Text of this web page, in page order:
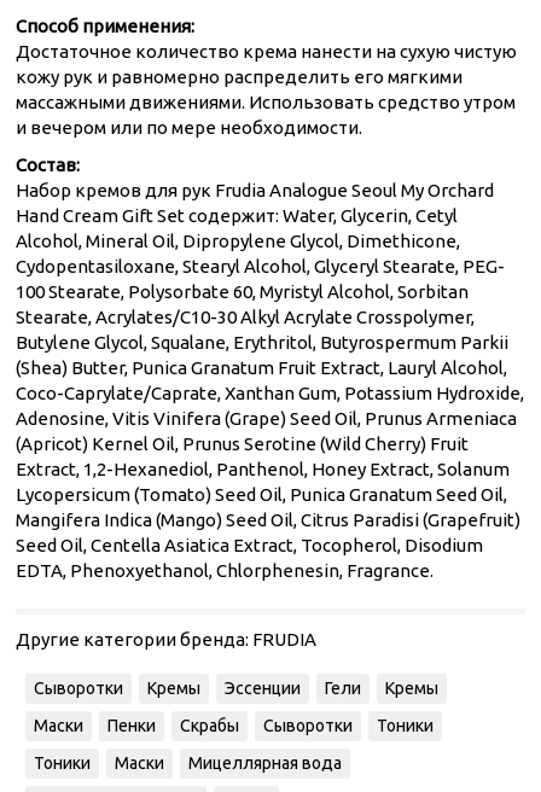
Способ применения:
Достаточное количество крема нанести на сухую чистую
кожу рук и равномерно распределить его мягкими
массажными движениями. Использовать средство утром
и вечером или по мере необходимости.
Состав:
Набор кремов для рук Frudia Analogue Seoul My Orchard
Hand Cream Gift Set содержит: Water, Glycerin, Cetyl
Alcohol, Mineral Oil, Dipropylene Glycol, Dimethicone,
Cydopentasiloxane, Stearyl Alcohol, Glyceryl Stearate, PEG-
100 Stearate, Polysorbate 60, Myristyl Alcohol, Sorbitan
Stearate, Acrylates/C10-30 Alkyl Acrylate Crosspolymer,
Butylene Glycol, Squalane, Erythritol, Butyrospermum Parkii
(Shea) Butter, Punica Granatum Fruit Extract, Lauryl Alcohol,
Coco-Caprylate/Caprate, Xanthan Gum, Potassium Hydroxide,
Adenosine, Vitis Vinifera (Grape) Seed Oil, Prunus Armeniaca
(Apricot) Kernel Oil, Prunus Serotine (Wild Cherry) Fruit
Extract, 1,2-Hexanediol, Panthenol, Honey Extract, Solanum
Lycopersicum (Tomato) Seed Oil, Punica Granatum Seed Oil,
Mangifera Indica (Mango) Seed Oil, Citrus Paradisi (Grapefruit)
Seed Oil, Centella Asiatica Extract, Tocopherol, Disodium
EDTA, Phenoxyethanol, Chlorphenesin, Fragrance.
Другие категории бренда: FRUDIA
Сыворотки Кремы Эссенции Гели
Кремы
Маски
Пенки Скрабы Сыворотки
Тоники
Тоники
Маски
Мицеллярная вода